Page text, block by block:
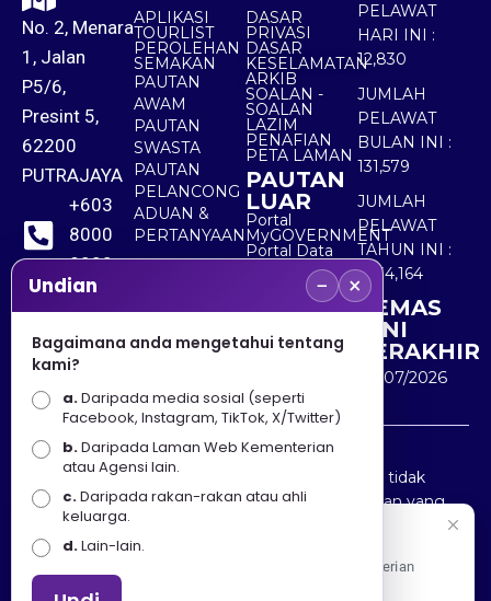
No. 2, Menara
1, Jalan
P5/6,
Presint 5,
62200
PUTRAJAYA
+603
8000
8000
+603
8891
7100
APLIKASI
TOURLIST
PEROLEHAN
SEMAKAN
PAUTAN
AWAM
PAUTAN
SWASTA
PAUTAN
PELANCONG
ADUAN &
PERTANYAAN
DASAR
PRIVASI
DASAR
KESELAMATAN
ARKIB
SOALAN -
SOALAN
LAZIM
PENAFIAN
PETA LAMAN
PAUTAN
LUAR
Portal
MyGOVERNMENT
Portal Data
Terbuka
Sektor Awam
PELAWAT
HARI INI :
12,830
JUMLAH
PELAWAT
BULAN INI :
131,579
JUMLAH
PELAWAT
TAHUN INI :
5,534,164
KEMAS
KINI
TERAKHIR
30/07/2026
Penafian : Kerajaan Malaysia dan Kementerian
Pelancongan Seni dan Budaya (MOTAC) adalah tidak
bertanggungjawab atas kehilangan atau kerugian yang
disebabkan oleh penggunaan mana-mana maklumat
yang diperolehi dari portal ini.
Undian − ×
Bagaimana anda mengetahui tentang
kami?
a.Daripada media sosial (seperti
Facebook, Instagram, TikTok, X/Twitter)
b.Daripada Laman Web Kementerian
atau Agensi lain.
c.Daripada rakan-rakan atau ahli
keluarga.
d.Lain-lain.
Apa Khabar! Selamat datang ke Portal Rasmi Kementerian
Pelancongan, Seni dan Budaya